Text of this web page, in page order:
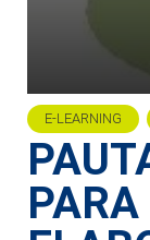
E-LEARNING